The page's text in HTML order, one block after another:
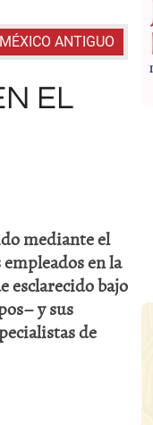
MÉXICO ANTIGUO
EL
mediante el
en la
esclarecido bajo
y sus
de